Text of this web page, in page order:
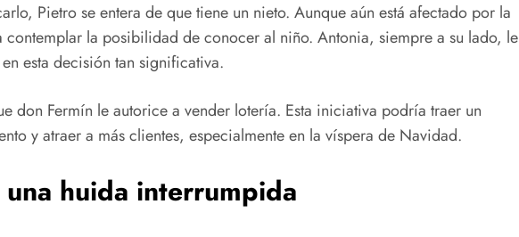
Pietro se entera de que tiene un nieto. Aunque aún está afectado por la
la posibilidad de conocer al niño. Antonia, siempre a su lado, le
esta decisión tan significativa.
don Fermín le autorice a vender lotería. Esta iniciativa podría traer un
y atraer a más clientes, especialmente en la víspera de Navidad.
huida interrumpida